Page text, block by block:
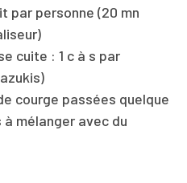
par personne (20 mn
cuite : 1 c à s par
courge passées quelque
mélanger avec du